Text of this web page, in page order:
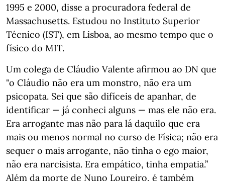
1995 e 2000, disse a procuradora federal de
Massachusetts. Estudou no Instituto Superior
Técnico (IST), em Lisboa, ao mesmo tempo que o
físico do MIT.
Um colega de Cláudio Valente afirmou ao DN que
"o Cláudio não era um monstro, não era um
psicopata. Sei que são difíceis de apanhar, de
identificar — já conheci alguns — mas ele não era.
Era arrogante mas não para lá daquilo que era
mais ou menos normal no curso de Física; não era
sequer o mais arrogante, não tinha o ego maior,
não era narcisista. Era empático, tinha empatia.”
Além da morte de Nuno Loureiro, é também